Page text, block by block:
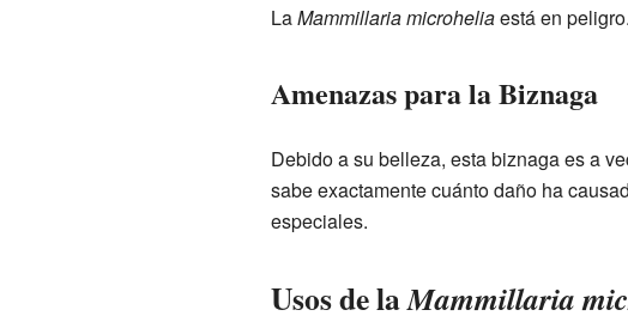
LaMammillaria microheliaestá en
Amenazas para la Biznaga
Debido a su belleza, esta biznaga es a
sabe exactamente cuánto daño ha
especiales.
Usos de laMammillaria